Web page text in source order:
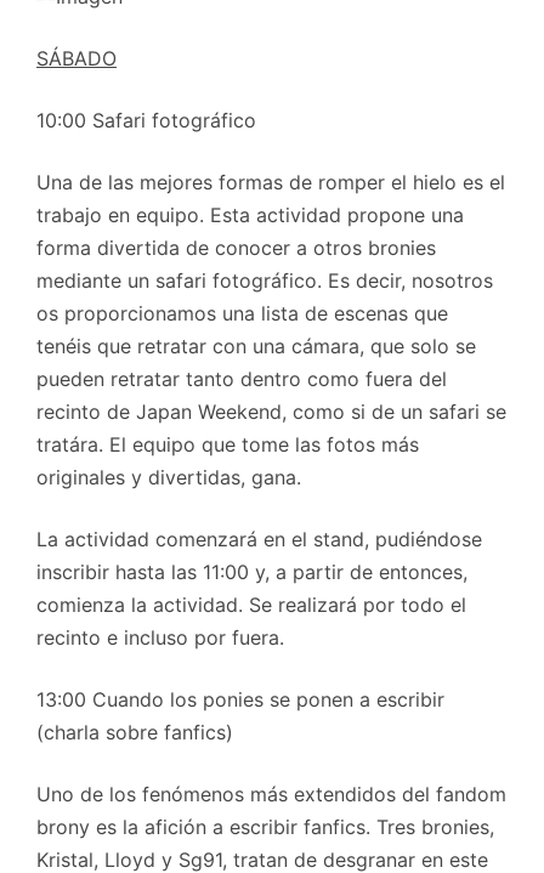
SÁBADO
10:00 Safari fotográfico
Una de las mejores formas de romper el hielo es el
trabajo en equipo. Esta actividad propone una
forma divertida de conocer a otros bronies
mediante un safari fotográfico. Es decir, nosotros
os proporcionamos una lista de escenas que
tenéis que retratar con una cámara, que solo se
pueden retratar tanto dentro como fuera del
recinto de Japan Weekend, como si de un safari se
tratára. El equipo que tome las fotos más
originales y divertidas, gana.
La actividad comenzará en el stand, pudiéndose
inscribir hasta las 11:00 y, a partir de entonces,
comienza la actividad. Se realizará por todo el
recinto e incluso por fuera.
13:00 Cuando los ponies se ponen a escribir
(charla sobre fanfics)
Uno de los fenómenos más extendidos del fandom
brony es la afición a escribir fanfics. Tres bronies,
Kristal, Lloyd y Sg91, tratan de desgranar en este